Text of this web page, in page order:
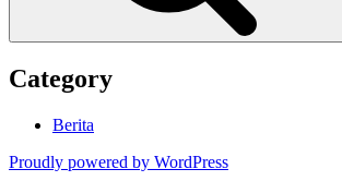
Category
Berita
Proudly powered by WordPress